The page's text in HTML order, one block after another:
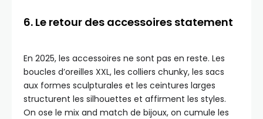
6. Le retour des accessoires statement
En 2025, les accessoires ne sont pas en reste. Les
boucles d’oreilles XXL, les colliers chunky, les sacs
aux formes sculpturales et les ceintures larges
structurent les silhouettes et affirment les styles.
On ose le mix and match de bijoux, on cumule les